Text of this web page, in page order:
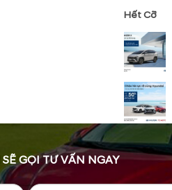
Hết Cỡ
GỌI TƯ VẤN NGAY